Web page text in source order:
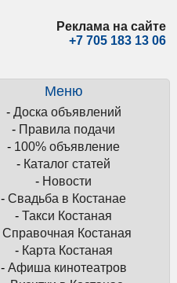
Реклама на сайте
+7 705 183 13 06
Меню
- Доска объявлений
- Правила подачи
- 100% объявление
- Каталог статей
- Новости
- Свадьба в Костанае
- Такси Костаная
Справочная Костаная
- Карта Костаная
- Афиша кинотеатров